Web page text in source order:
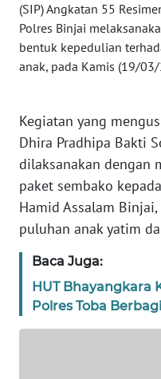
(SIP) Angkatan 55
Polres Binjai
bentuk kepedulian
anak, pada Kamis (19/
Kegiatan yang
Dhira Pradhipa Bakti
dilaksanakan dengan
paket sembako
Hamid Assalam
puluhan anak yatim
Baca Juga:
HUT Bhayangkara
Polres Toba
BANTEN
NTT
WN
KEPRI
PAPUA
WN
BARAT
WN
RIAU